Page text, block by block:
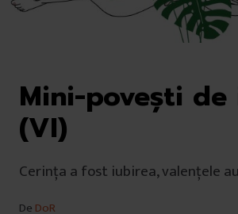
Mini-povești
(VI)
Cerința a fost iubirea, valențele
De DoR